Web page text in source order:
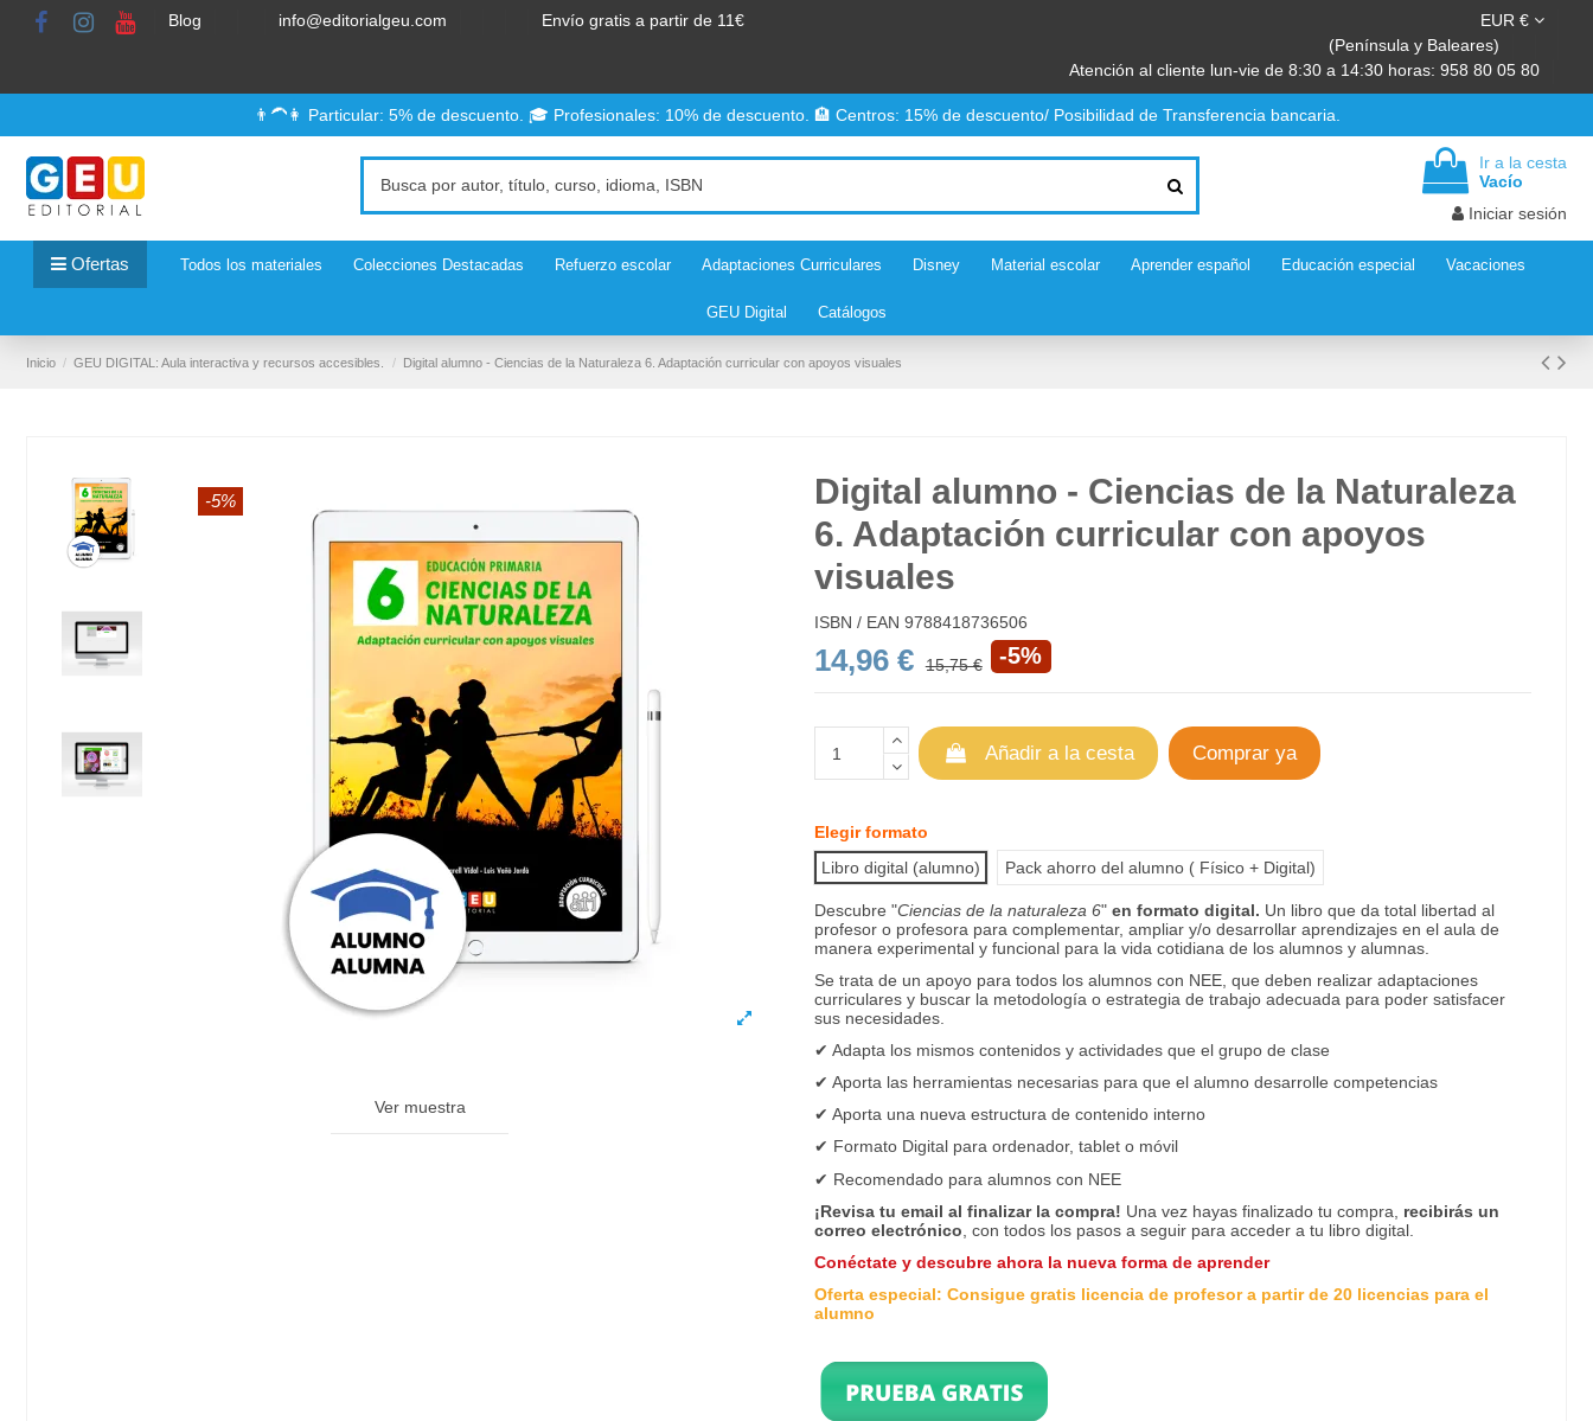
Blog info@editorialgeu.com Envío gratis a partir de 11€
EUR €
(Península y Baleares)
Atención al cliente lun-vie de 8:30 a 14:30 horas: 958 80 05 80
👨‍🦱👩 Particular: 5% de descuento. 🎓 Profesionales: 10% de descuento. 🏨 Centros: 15% de descuento/ Posibilidad de Transferencia bancaria.
Ir a la cesta
Vacío
Iniciar sesión
Ofertas Todos los materiales Colecciones Destacadas Refuerzo escolar Adaptaciones Curriculares Disney Material escolar Aprender español Educación especial Vacaciones
GEU Digital Catálogos
Inicio GEU DIGITAL: Aula interactiva y recursos accesibles. Digital alumno - Ciencias de la Naturaleza 6. Adaptación curricular con apoyos visuales
-5%
Ver muestra
Digital alumno - Ciencias de la Naturaleza
6. Adaptación curricular con apoyos
visuales
ISBN / EAN 9788418736506
14,96 € 15,75 € -5%
Añadir a la cesta Comprar ya
Elegir formato
Libro digital (alumno)
Pack ahorro del alumno ( Físico + Digital)
Descubre "Ciencias de la naturaleza 6" en formato digital. Un libro que da total libertad al
profesor o profesora para complementar, ampliar y/o desarrollar aprendizajes en el aula de
manera experimental y funcional para la vida cotidiana de los alumnos y alumnas.
Se trata de un apoyo para todos los alumnos con NEE, que deben realizar adaptaciones
curriculares y buscar la metodología o estrategia de trabajo adecuada para poder satisfacer
sus necesidades.
✔ Adapta los mismos contenidos y actividades que el grupo de clase
✔ Aporta las herramientas necesarias para que el alumno desarrolle competencias
✔ Aporta una nueva estructura de contenido interno
✔ Formato Digital para ordenador, tablet o móvil
✔ Recomendado para alumnos con NEE
¡Revisa tu email al finalizar la compra! Una vez hayas finalizado tu compra, recibirás un
correo electrónico , con todos los pasos a seguir para acceder a tu libro digital.
Conéctate y descubre ahora la nueva forma de aprender
Oferta especial: Consigue gratis licencia de profesor a partir de 20 licencias para el
alumno